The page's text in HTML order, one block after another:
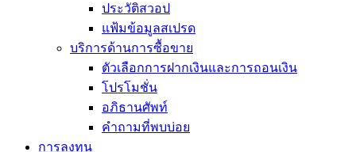
ประวัติสวอป
แฟ้มข้อมูลสเปรด
บริการด้านการซื้อขาย
ตัวเลือกการฝากเงินและการถอนเงิน
โปรโมชั่น
อภิธานศัพท์
คำถามที่พบบ่อย
การลงทุน